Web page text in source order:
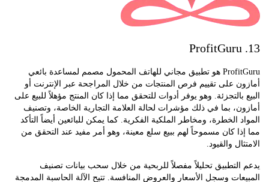
ProfitGuru هو تطبيق مجاني للهاتف المحمول مصمم لمساعدة بائعي
على تقييم فرص المنتجات من خلال المراجحة عبر الإنترنت أو
وهو يوفر أدوات للتحقق مما إذا كان المنتج مؤهلاً للبيع على
بما في ذلك مؤشرات لحالة العلامة التجارية الخاصة، وتصنيف
الخطرة، ومخاطر الملكية الفكرية. كما يمكن للبائعين أيضاً التأكد
كان مسموحاً لهم ببيع سلع معينة، وهو أمر مفيد عند التحقق من
والقيود.
تحليلاً مفصلاً للربحية من خلال سحب بيانات تصنيف
وسجل الأسعار والعروض المنافسة. تتيح الآلة الحاسبة المدمجة